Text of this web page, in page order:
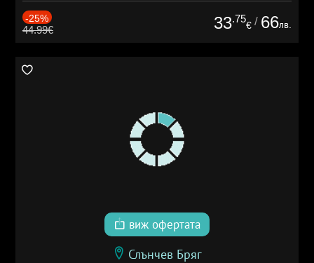
-25%
44.99€ 33.75
€ / 66лв.
виж офертата
Слънчев Бряг